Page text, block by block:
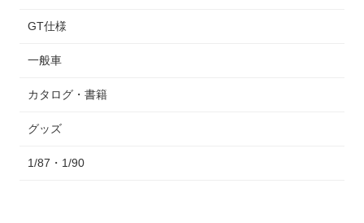
GT仕様
一般車
カタログ・書籍
グッズ
1/87・1/90